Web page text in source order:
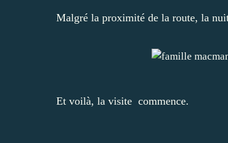
Malgré la proximité de la route, la
Et voilà, la visite commence.